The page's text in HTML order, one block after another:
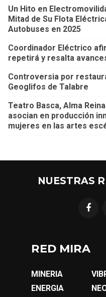
Un Hito en
Mitad de Su Flota
Autobuses en 2025
Coordinador Eléctrico
repetirá y resalta
Controversia por
Geoglifos de Talabre
Teatro Basca, Alma
asocian en producción
mujeres en las artes
NUESTRAS
RED MIRA
MINERIA
ENERGIA